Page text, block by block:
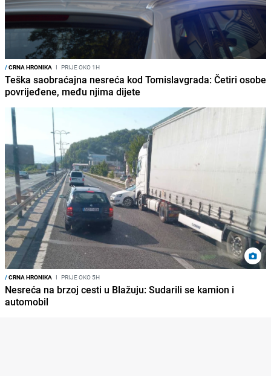
/CRNA HRONIKA I PRIJE OKO 1H
Teška saobraćajna nesreća kod Tomislavgrada: Četiri osobe
povrijeđene, među njima dijete
/CRNA HRONIKA I PRIJE OKO 5H
Nesreća na brzoj cesti u Blažuju: Sudarili se kamion i
automobil